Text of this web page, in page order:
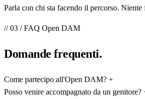
Parla con chi sta facendo il percorso.
// 03 / FAQ Open DAM
Domandefrequenti.
Come partecipo all'Open DAM? +
Posso venire accompagnato da un genitore?